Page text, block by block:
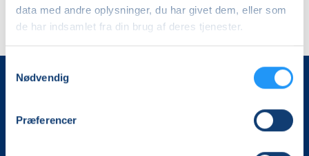
data med andre oplysninger, du har givet dem, eller som
de har indsamlet fra din brug af deres tjenester.
Nødvendig
Præferencer